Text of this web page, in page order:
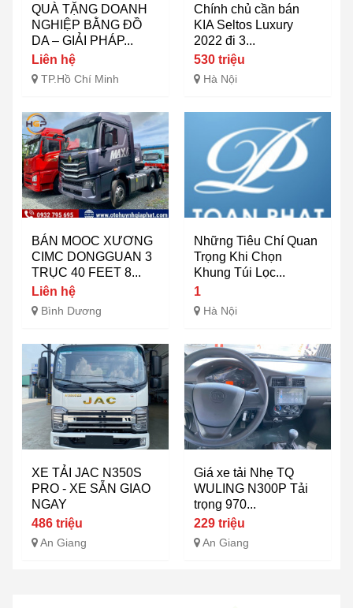
QUÀ TẶNG DOANH
NGHIỆP BẰNG ĐỒ
DA – GIẢI PHÁP...
Liên hệ
TP.Hồ Chí Minh
Chính chủ cần bán
KIA Seltos Luxury
2022 đi 3...
530 triệu
Hà Nội
BÁN MOOC XƯƠNG
CIMC DONGGUAN 3
TRỤC 40 FEET 8...
Liên hệ
Bình Dương
Những Tiêu Chí Quan
Trọng Khi Chọn
Khung Túi Lọc...
1
Hà Nội
XE TẢI JAC N350S
PRO - XE SẴN GIAO
NGAY
486 triệu
An Giang
Giá xe tải Nhẹ TQ
WULING N300P Tải
trọng 970...
229 triệu
An Giang